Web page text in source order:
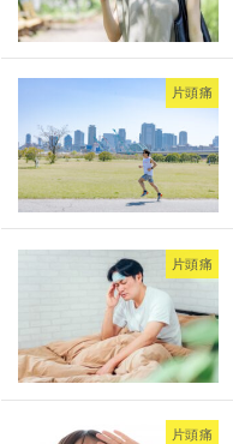
片頭痛
片頭痛
片頭痛